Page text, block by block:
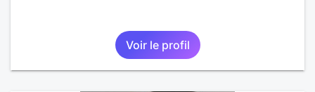
Voir le profil